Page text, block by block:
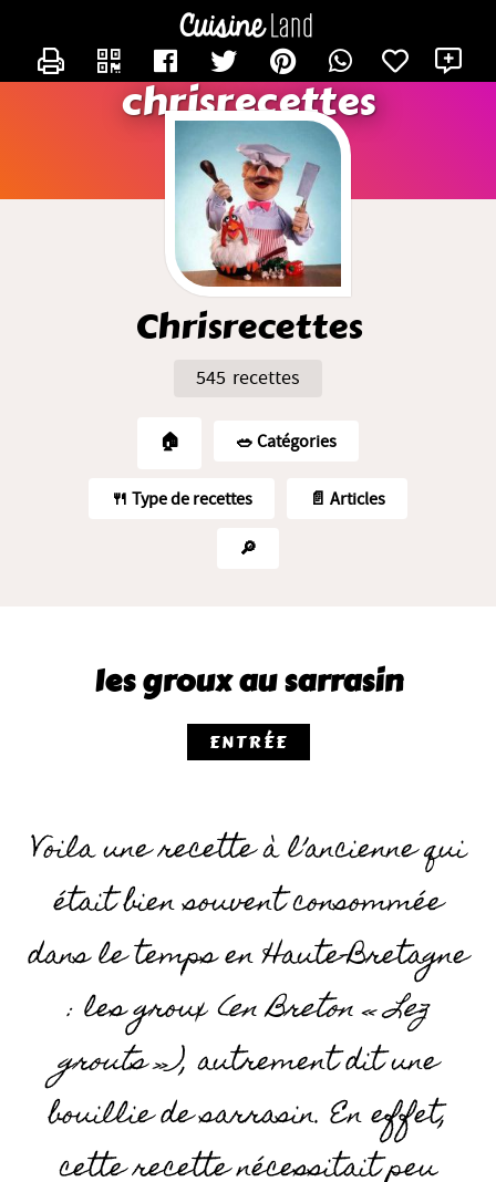
chrisrecettes
Chrisrecettes
545 recettes
🏠 🥗️ Catégories
🍴 Type de recettes 📄 Articles
🔎
les groux au sarrasin
ENTRÉE
Voila une recette à l’ancienne qui
était bien souvent consommée
dans le temps en Haute-Bretagne
: les groux(en Breton « Lez
grouts »), autrement dit une
bouillie de sarrasin. En effet,
cette recette nécessitait peu
CONTACTER CHRISRECETTES